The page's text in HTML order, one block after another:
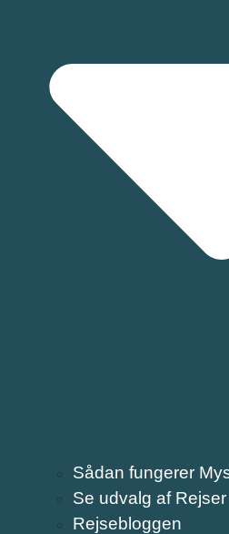
Sådan fungerer
Se udvalg af Rejser
Rejsebloggen